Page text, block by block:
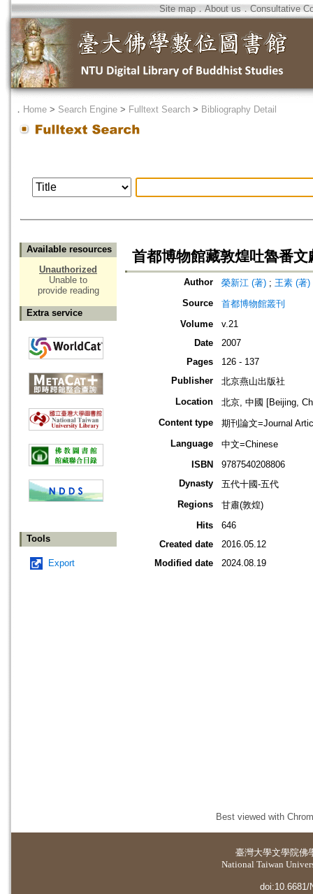
Site map．About us ． Consultative
． Home > Search Engine > Fulltext Search > Bibliography Detail
Available resources
Unauthorized
Unable to
provide reading
Extra service
Tools
Export
首都博物館藏敦煌吐魯番文
Author 榮新江 (著) ; 王素 (著)
Source
首都博物館叢刊
Volume
v.21
Date
2007
Pages
126 - 137
Publisher
北京燕山出版社
Location
北京, 中國 [Beijing,
Content type
期刊論文=Journal
Language
中文=Chinese
ISBN
9787540208806
Dynasty
五代十國-五代
Regions
甘肅(敦煌)
Hits
646
Created date
2016.05.12
Modified date
2024.08.19
Best viewed with
臺灣大學文學院佛
National Taiwan
doi:10.6681/